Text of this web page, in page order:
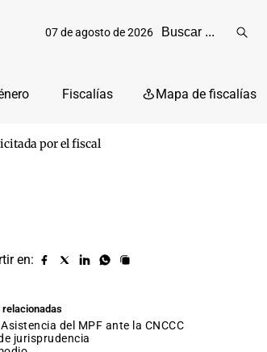
07 de agosto de 2026
Fiscalías Mapa de fiscalías
por el fiscal
en:
Compartir
Compartir
Compartir
Compartir
Copiar
relacionadas
Asistencia del MPF ante la CNCCC
de jurisprudencia